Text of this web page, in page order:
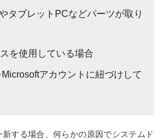
タブレットPCなどパーツが取り
を使用している場合
アカウントに紐づけして
する場合、何らかの原因でシステムド